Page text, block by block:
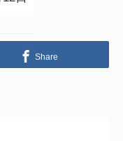
Share